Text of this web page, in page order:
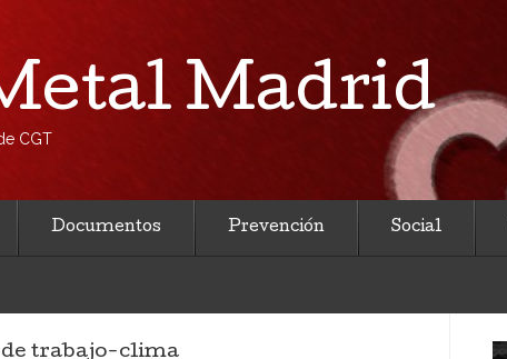
Madrid
CGT
Documentos Prevención Social
de trabajo-clima